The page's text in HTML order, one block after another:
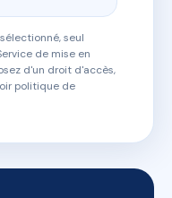
seul
de mise en
d'un droit d'accès,
politique de